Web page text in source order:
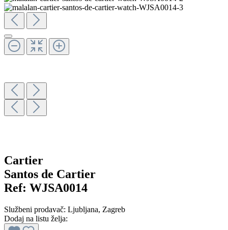
Cartier
Santos de Cartier
Ref: WJSA0014
Službeni prodavač: Ljubljana, Zagreb
Dodaj na listu želja: